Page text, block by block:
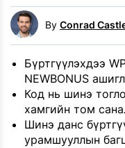
By Conrad
Бүртгүүлэхдээ
NEWBONUS
Код нь шинэ
хамгийн том
Шинэ данс
урамшууллын